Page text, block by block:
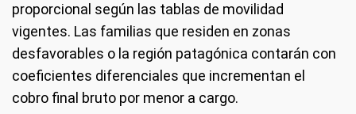
proporcional según las tablas de movilidad
vigentes. Las familias que residen en zonas
desfavorables o la región patagónica contarán con
coeficientes diferenciales que incrementan el
cobro final bruto por menor a cargo.